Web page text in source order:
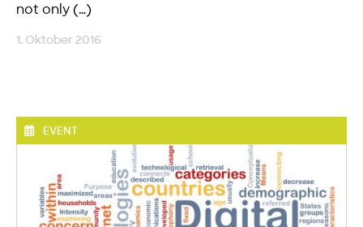
not only (…)
1. Oktober 2016
EVENT